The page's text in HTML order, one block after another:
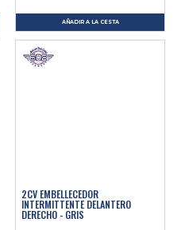
AÑADIR A LA CESTA
2CV EMBELLECEDOR
INTERMITTENTE DELANTERO
DERECHO - GRIS